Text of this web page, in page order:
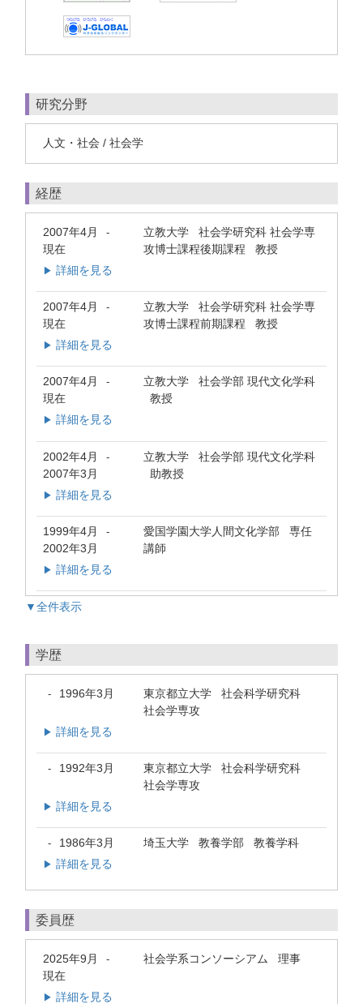
研究分野
人文・社会 / 社会学
経歴
2007年4月 -
現在
立教大学 社会学研究科 社会学専
攻博士課程後期課程 教授
▶ 詳細を見る
2007年4月 -
現在
立教大学 社会学研究科 社会学専
攻博士課程前期課程 教授
▶ 詳細を見る
2007年4月 -
現在
立教大学 社会学部 現代文化学科
教授
▶ 詳細を見る
2002年4月 -
2007年3月
立教大学 社会学部 現代文化学科
助教授
▶ 詳細を見る
1999年4月 -
2002年3月
愛国学園大学人間文化学部 専任
講師
▶ 詳細を見る
▼全件表示
学歴
- 1996年3月
東京都立大学 社会科学研究科
社会学専攻
▶ 詳細を見る
- 1992年3月
東京都立大学 社会科学研究科
社会学専攻
▶ 詳細を見る
- 1986年3月 埼玉大学 教養学部 教養学科
▶ 詳細を見る
委員歴
2025年9月 -
現在
社会学系コンソーシアム 理事
▶ 詳細を見る